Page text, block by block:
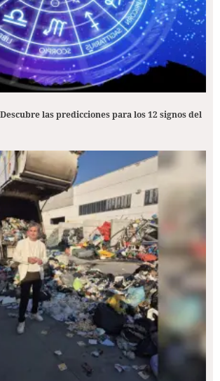
las predicciones para los 12 signos del